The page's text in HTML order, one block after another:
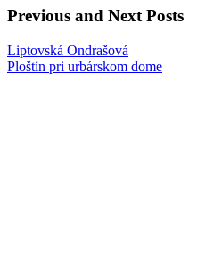
Previous and Next Posts
Liptovská Ondrašová
Ploštín pri urbárskom dome